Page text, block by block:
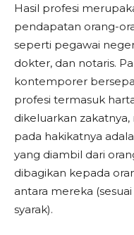
Hasil profesi
pendapatan orang-
seperti pegawai
dokter, dan notaris.
kontemporer
profesi termasuk
dikeluarkan
pada hakikatnya
yang diambil dari
dibagikan kepada
antara mereka
syarak).